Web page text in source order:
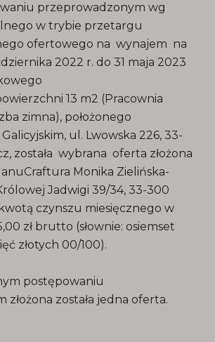
przeprowadzonym wg
w trybie przetargu
ofertowego na wynajem na
2022 r. do 31 maja 2023
13 m2 (Pracownia
zimna), położonego
ul. Lwowska 226, 33-
została wybrana oferta złożona
Monika Zielińska-
Jadwigi 39/34, 33-300
czynszu miesięcznego w
zł brutto (słownie: osiemset
złotych 00/100).
postępowaniu
została jedna oferta.